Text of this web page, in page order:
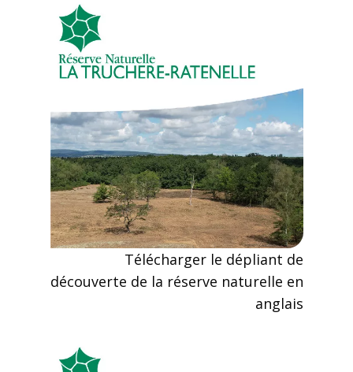
Télécharger le dépliant de
découverte de la réserve naturelle en
anglais